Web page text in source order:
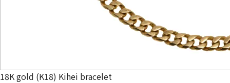
18K gold (K18) Kihei bracelet